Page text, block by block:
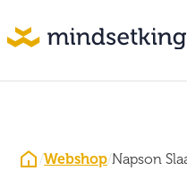
/Webshop/Napson